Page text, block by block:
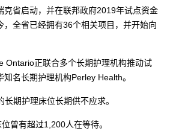
克省启动，并在联邦政府2019年试点资金
，全省已经拥有36个相关项目，并开始向
Ontario正联合多个长期护理机构推动试
名长期护理机构Perley Health。
长期护理床位长期供不应求。
曾有超过1,200人在等待。